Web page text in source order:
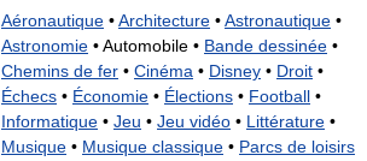
Aéronautique •Architecture •Astronautique •
Astronomie •Automobile • Bande dessinée •
Chemins de fer • Cinéma • Disney • Droit •
Échecs • Économie • Élections • Football •
Informatique • Jeu • Jeu vidéo • Littérature •
Musique • Musique classique • Parcs de loisirs